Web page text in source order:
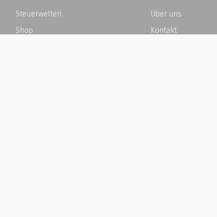
Steuerwelten
Shop
Über uns
Kontakt